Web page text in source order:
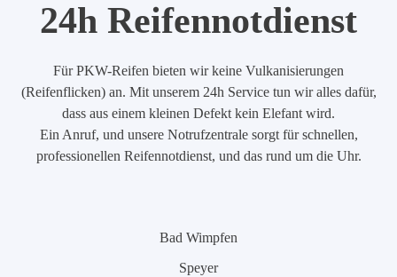
24h Reifennotdienst
Für PKW-Reifen bieten wir keine Vulkanisierungen
(Reifenflicken) an. Mit unserem 24h Service tun wir alles dafür,
dass aus einem kleinen Defekt kein Elefant wird.
Ein Anruf, und unsere Notrufzentrale sorgt für schnellen,
professionellen Reifennotdienst, und das rund um die Uhr.
Bad Wimpfen
Speyer